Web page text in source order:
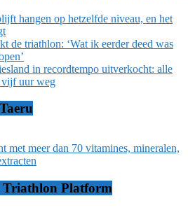
hangen op hetzelfde niveau, en het
de triathlon: ‘Wat ik eerder deed was
in recordtempo uitverkocht: alle
vijf uur weg
Triathlon Platform